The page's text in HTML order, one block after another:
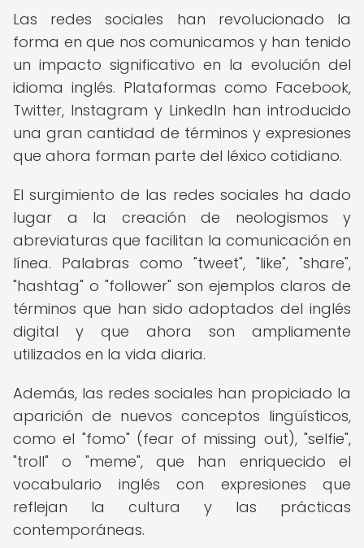
Las redes sociales han revolucionado la
forma en que nos comunicamos y han tenido
un impacto significativo en la evolución del
idioma inglés. Plataformas como Facebook,
Twitter, Instagram y LinkedIn han introducido
una gran cantidad de términos y expresiones
que ahora forman parte del léxico cotidiano.
El surgimiento de las redes sociales ha dado
lugar a la creación de neologismos y
abreviaturas que facilitan la comunicación en
línea. Palabras como "tweet", "like", "share",
"hashtag" o "follower" son ejemplos claros de
términos que han sido adoptados del inglés
digital y que ahora son ampliamente
utilizados en la vida diaria.
Además, las redes sociales han propiciado la
aparición de nuevos conceptos lingüísticos,
como el "fomo" (fear of missing out), "selfie",
"troll" o "meme", que han enriquecido el
vocabulario inglés con expresiones que
reflejan la cultura y las prácticas
contemporáneas.